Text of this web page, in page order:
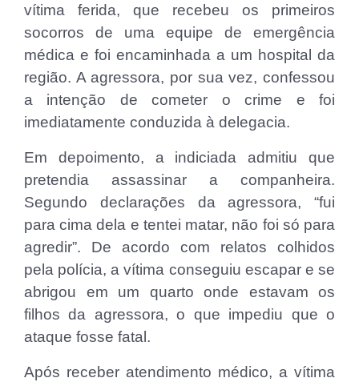
vítima ferida, que recebeu os primeiros
socorros de uma equipe de emergência
médica e foi encaminhada a um hospital da
região. A agressora, por sua vez, confessou
a intenção de cometer o crime e foi
imediatamente conduzida à delegacia.
Em depoimento, a indiciada admitiu que
pretendia assassinar a companheira.
Segundo declarações da agressora, “fui
para cima dela e tentei matar, não foi só para
agredir”. De acordo com relatos colhidos
pela polícia, a vítima conseguiu escapar e se
abrigou em um quarto onde estavam os
filhos da agressora, o que impediu que o
ataque fosse fatal.
Após receber atendimento médico, a vítima